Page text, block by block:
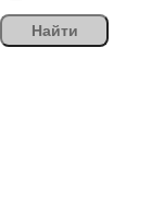
Найти